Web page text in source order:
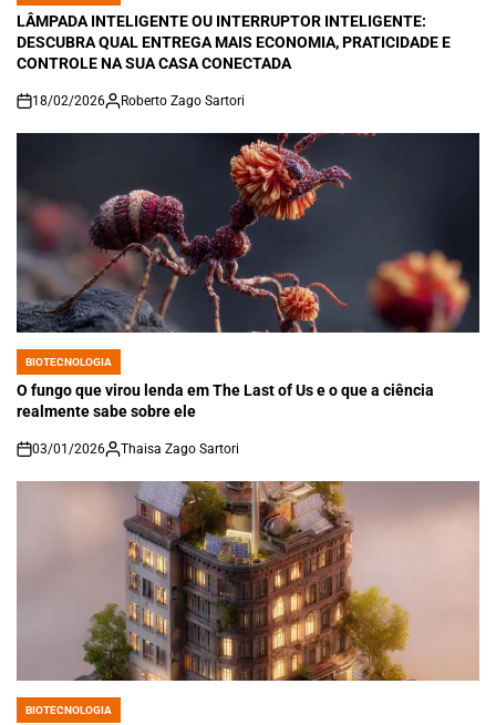
INLÂMPADA INTELIGENTE OU INTERRUPTOR INTELIGENTE:
DESCUBRA QUAL ENTREGA MAIS ECONOMIA, PRATICIDADE E
CONTROLE NA SUA CASA CONECTADA
on
18/02/2026 Roberto Zago Sartori
POSTED
IN
BIOTECNOLOGIA
O fungo que virou lenda em The Last of Us e o que a ciência
realmente sabe sobre ele
on
03/01/2026 Thaisa Zago Sartori
POSTED
BIOTECNOLOGIA